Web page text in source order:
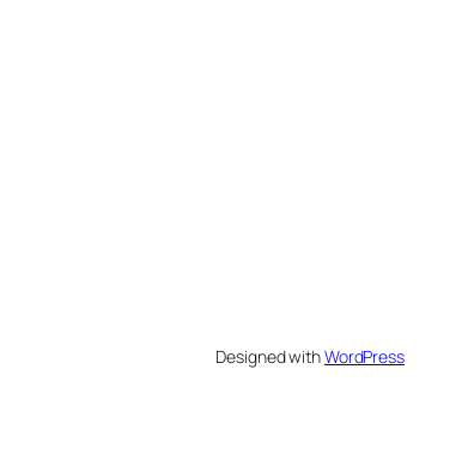
Designed withWordPress